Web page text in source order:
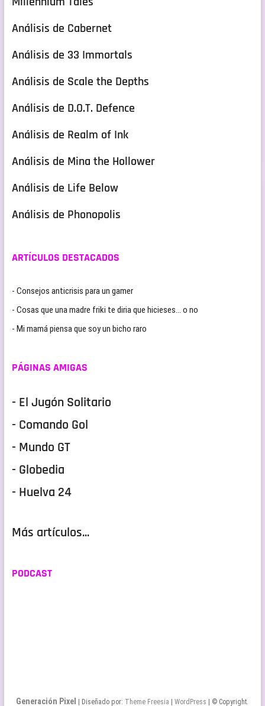
Análisis de Cabernet
Análisis de 33 Immortals
Análisis de Scale the Depths
Análisis de D.O.T. Defence
Análisis de Realm of Ink
Análisis de Mina the Hollower
Análisis de Life Below
Análisis de Phonopolis
ARTÍCULOS DESTACADOS
- Consejos anticrisis para un gamer
- Cosas que una madre friki te diria que hicieses… o no
- Mi mamá piensa que soy un bicho raro
PÁGINAS AMIGAS
- El Jugón Solitario
- Comando Gol
- Mundo GT
- Globedia
- Huelva 24
Más artículos...
PODCAST
Generación Pixel | Diseñado por: Theme Freesia |WordPress | © Copyright.